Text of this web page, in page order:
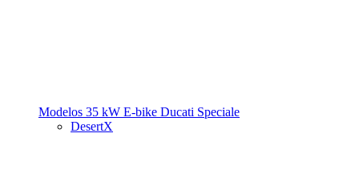
Modelos 35 kW E-bike Ducati Speciale
DesertX